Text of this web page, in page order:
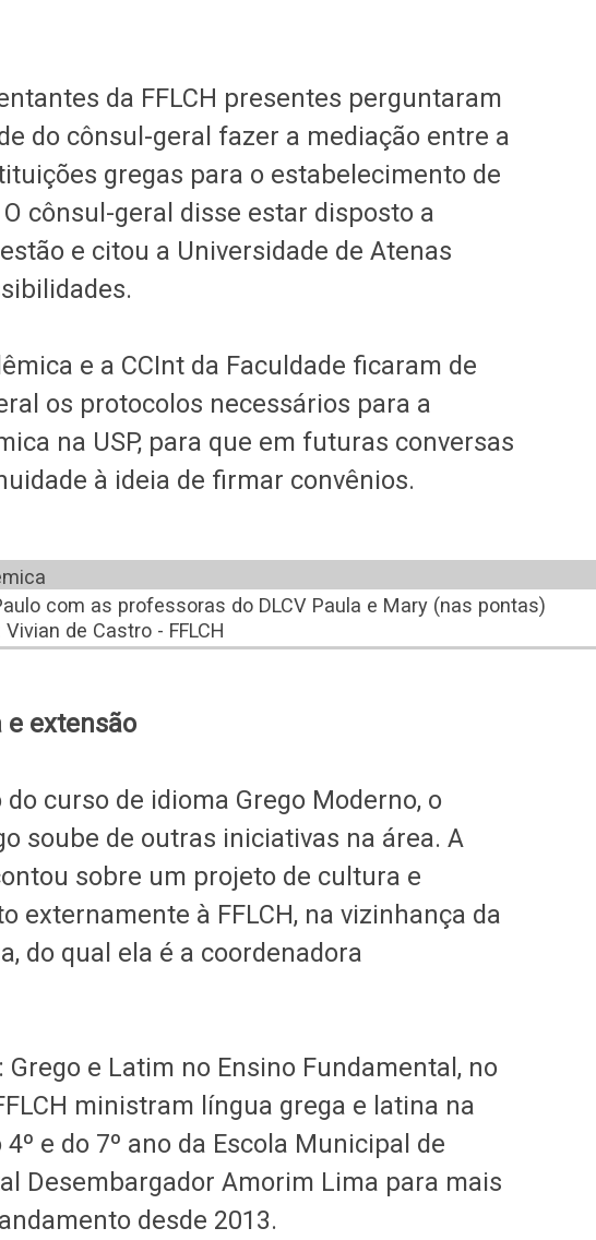
da FFLCH presentes perguntaram
do cônsul-geral fazer a mediação entre a
gregas para o estabelecimento de
cônsul-geral disse estar disposto a
e citou a Universidade de Atenas
e a CCInt da Faculdade ficaram de
os protocolos necessários para a
na USP, para que em futuras conversas
à ideia de firmar convênios.
com as professoras do DLCV Paula e Mary (nas pontas)
de Castro - FFLCH
e extensão
curso de idioma Grego Moderno, o
soube de outras iniciativas na área. A
sobre um projeto de cultura e
externamente à FFLCH, na vizinhança da
do qual ela é a coordenadora
e Latim no Ensino Fundamental, no
ministram língua grega e latina na
e do 7º ano da Escola Municipal de
Desembargador Amorim Lima para mais
desde 2013.